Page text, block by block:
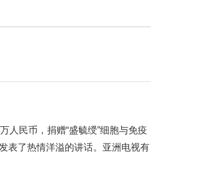
民币，捐赠“盛毓绶”细胞与免疫
表了热情洋溢的讲话。亚洲电视有